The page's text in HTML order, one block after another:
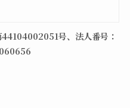
号、法人番号：